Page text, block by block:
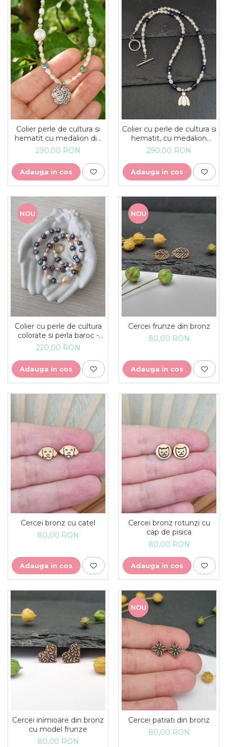
Colier perle de cultura si
hematit cu medalion din
argint cu model botanic -
unicat
290,00 RON
Adauga in cos
Colier cu perle de cultura si
hematit, cu medalion
ghiocel din argint - unicat
290,00 RON
Adauga in cos
NOU
Colier cu perle de cultura
colorate si perla baroc -
unicat
220,00 RON
Adauga in cos
NOU
Cercei frunze din bronz
80,00 RON
Adauga in cos
Cercei bronz cu catel
80,00 RON
Adauga in cos
Cercei bronz rotunzi cu
cap de pisica
80,00 RON
Adauga in cos
Cercei inimioare din bronz
cu model frunze
80,00 RON
NOU
Cercei patrati din bronz
80,00 RON